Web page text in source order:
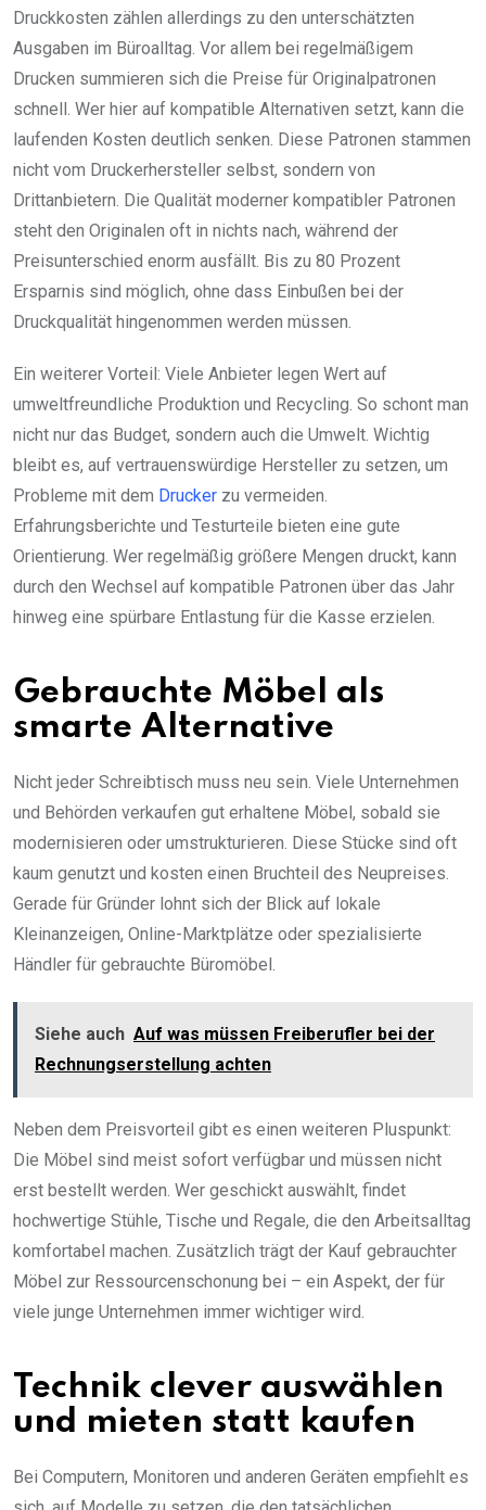
Druckkosten zählen allerdings zu den unterschätzten
Ausgaben im Büroalltag. Vor allem bei regelmäßigem
Drucken summieren sich die Preise für Originalpatronen
schnell. Wer hier auf kompatible Alternativen setzt, kann die
laufenden Kosten deutlich senken. Diese Patronen stammen
nicht vom Druckerhersteller selbst, sondern von
Drittanbietern. Die Qualität moderner kompatibler Patronen
steht den Originalen oft in nichts nach, während der
Preisunterschied enorm ausfällt. Bis zu 80 Prozent
Ersparnis sind möglich, ohne dass Einbußen bei der
Druckqualität hingenommen werden müssen.
Ein weiterer Vorteil: Viele Anbieter legen Wert auf
umweltfreundliche Produktion und Recycling. So schont man
nicht nur das Budget, sondern auch die Umwelt. Wichtig
bleibt es, auf vertrauenswürdige Hersteller zu setzen, um
Probleme mit dem Drucker zu vermeiden.
Erfahrungsberichte und Testurteile bieten eine gute
Orientierung. Wer regelmäßig größere Mengen druckt, kann
durch den Wechsel auf kompatible Patronen über das Jahr
hinweg eine spürbare Entlastung für die Kasse erzielen.
Gebrauchte Möbel als
smarte Alternative
Nicht jeder Schreibtisch muss neu sein. Viele Unternehmen
und Behörden verkaufen gut erhaltene Möbel, sobald sie
modernisieren oder umstrukturieren. Diese Stücke sind oft
kaum genutzt und kosten einen Bruchteil des Neupreises.
Gerade für Gründer lohnt sich der Blick auf lokale
Kleinanzeigen, Online-Marktplätze oder spezialisierte
Händler für gebrauchte Büromöbel.
Siehe auch Auf was müssen Freiberufler bei der
Rechnungserstellung achten
Neben dem Preisvorteil gibt es einen weiteren Pluspunkt:
Die Möbel sind meist sofort verfügbar und müssen nicht
erst bestellt werden. Wer geschickt auswählt, findet
hochwertige Stühle, Tische und Regale, die den Arbeitsalltag
komfortabel machen. Zusätzlich trägt der Kauf gebrauchter
Möbel zur Ressourcenschonung bei – ein Aspekt, der für
viele junge Unternehmen immer wichtiger wird.
Technik clever auswählen
und mieten statt kaufen
Bei Computern, Monitoren und anderen Geräten empfiehlt es